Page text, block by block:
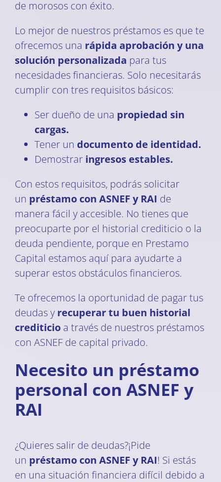
de morosos con éxito.
Lo mejor de nuestros préstamos es que te
ofrecemos una rápida aprobación y una
solución personalizada para tus
necesidades financieras. Solo necesitarás
cumplir con tres requisitos básicos:
Ser dueño de una propiedad sin
cargas.
Tener un documento de identidad.
Demostraringresos estables.
Con estos requisitos, podrás solicitar
un préstamo con ASNEF y RAI de
manera fácil y accesible. No tienes que
preocuparte por el historial crediticio o la
deuda pendiente, porque en Prestamo
Capital estamos aquí para ayudarte a
superar estos obstáculos financieros.
Te ofrecemos la oportunidad de pagar tus
deudas y recuperar tu buen historial
crediticioa través de nuestros préstamos
con ASNEF de capital privado.
Necesito un préstamo
personal con ASNEF y
RAI
¿Quieres salir de deudas?¡Pide
un préstamo con ASNEF y RAI! Si estás
en una situación financiera difícil debido a